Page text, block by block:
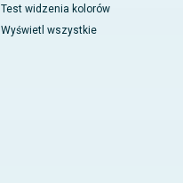
Test widzenia kolorów
Wyświetl wszystkie